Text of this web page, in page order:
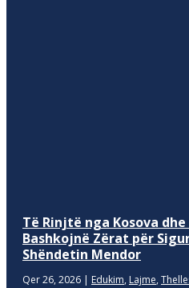
Të Rinjtë nga Kosova
Bashkojnë Zërat për
Shëndetin Mendor
Qer 26, 2026 | Edukim, Lajme,